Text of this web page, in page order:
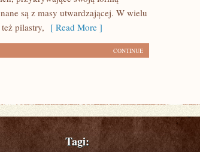
są z masy utwardzającej. W wielu
pilastry, [ Read More ]
CONTINUE
Tagi: